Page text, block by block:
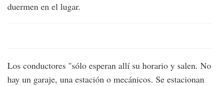
duermen en el lugar.
Los conductores "sólo esperan allí su horario y salen. No
hay un garaje, una estación o mecánicos. Se estacionan